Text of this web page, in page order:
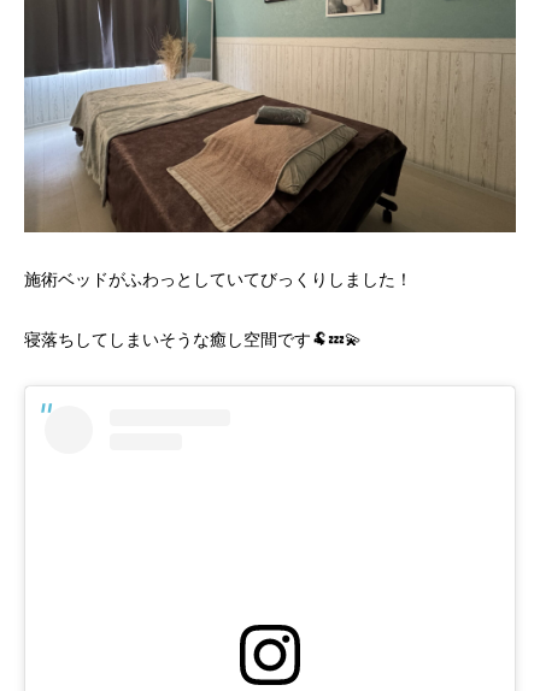
施術ベッドがふわっとしていてびっくりしました！
寝落ちしてしまいそうな癒し空間です🐏💤💫